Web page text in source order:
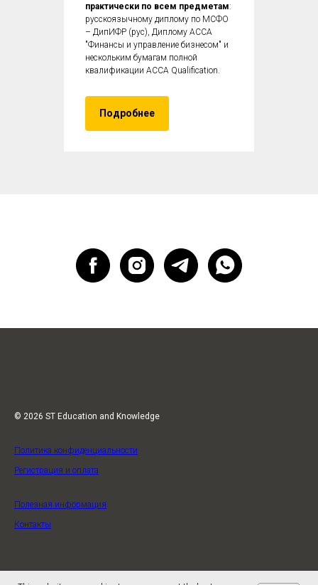
практически по всем предметам:
русскоязычному диплому по МСФО
– ДипИФР (рус), Диплому ACCA
"Финансы и управление бизнесом" и
нескольким бумагам полной
квалификации ACCA Qualification.
Подробнее
© 2026 ST Education and Knowledge
Политика конфиденциальности
Регистрация и оплата
Полезная информация
Контакты